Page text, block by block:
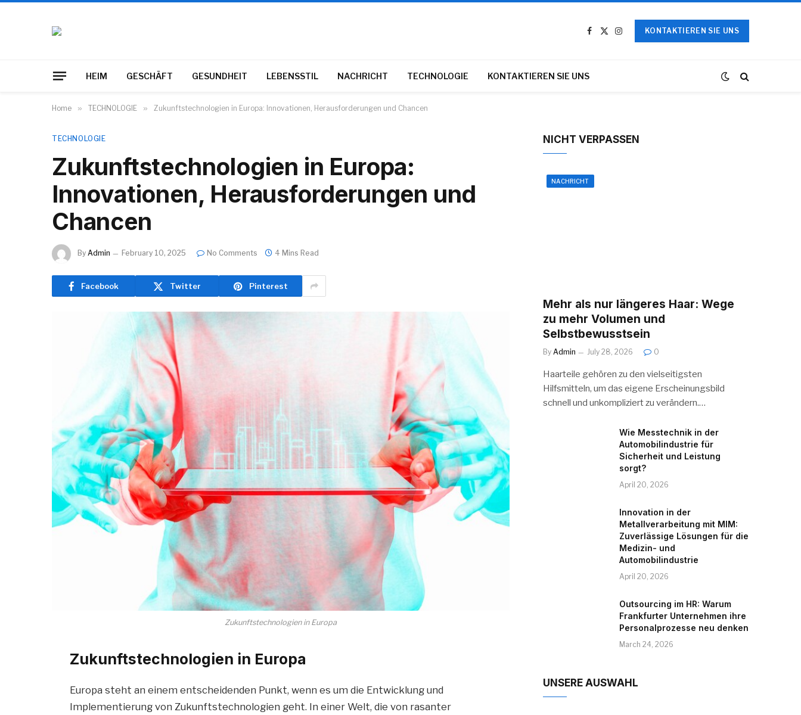
Facebook
X
Instagram
KONTAKTIEREN SIE UNS
HEIM GESCHÄFT GESUNDHEIT LEBENSSTIL NACHRICHT TECHNOLOGIE KONTAKTIEREN SIE UNS
Home » TECHNOLOGIE » Zukunftstechnologien in Europa: Innovationen, Herausforderungen und Chancen
TECHNOLOGIE
Zukunftstechnologien in Europa:
Innovationen, Herausforderungen und
Chancen
By Admin February 10, 2025 No Comments 4 Mins Read
Facebook Twitter Pinterest
Zukunftstechnologien in Europa
Zukunftstechnologien in Europa
Europa steht an einem entscheidenden Punkt, wenn es um die Entwicklung und
Implementierung von Zukunftstechnologien geht. In einer Welt, die von rasanter
NICHT VERPASSEN
NACHRICHT
Mehr als nur längeres Haar: Wege
zu mehr Volumen und
Selbstbewusstsein
By Admin July 28, 2026 0
Haarteile gehören zu den vielseitigsten
Hilfsmitteln, um das eigene Erscheinungsbild
schnell und unkompliziert zu verändern.…
Wie Messtechnik in der
Automobilindustrie für
Sicherheit und Leistung
sorgt?
April 20, 2026
Innovation in der
Metallverarbeitung mit MIM:
Zuverlässige Lösungen für die
Medizin- und
Automobilindustrie
April 20, 2026
Outsourcing im HR: Warum
Frankfurter Unternehmen ihre
Personalprozesse neu denken
March 24, 2026
UNSERE AUSWAHL